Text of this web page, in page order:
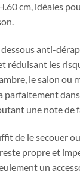
cm, idéales
dessous anti-
réduisant les
le salon ou
parfaitement
une note de
de le secouer
propre et
un